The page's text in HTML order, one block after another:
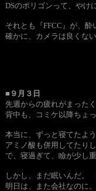
DSのポリゴンって、やけ
それとも『FFCC』が、
確かに、カメラは良くない
■９月３日
先週からの疲れがまった
背中も、コミケ以降ちょ
本当に、ずっと寝てたよ
アミノ酸も併用してたり
で、寝過ぎて、瞼が少し
しかし、まだ眠いんだ。
明日は、また会社なのに。